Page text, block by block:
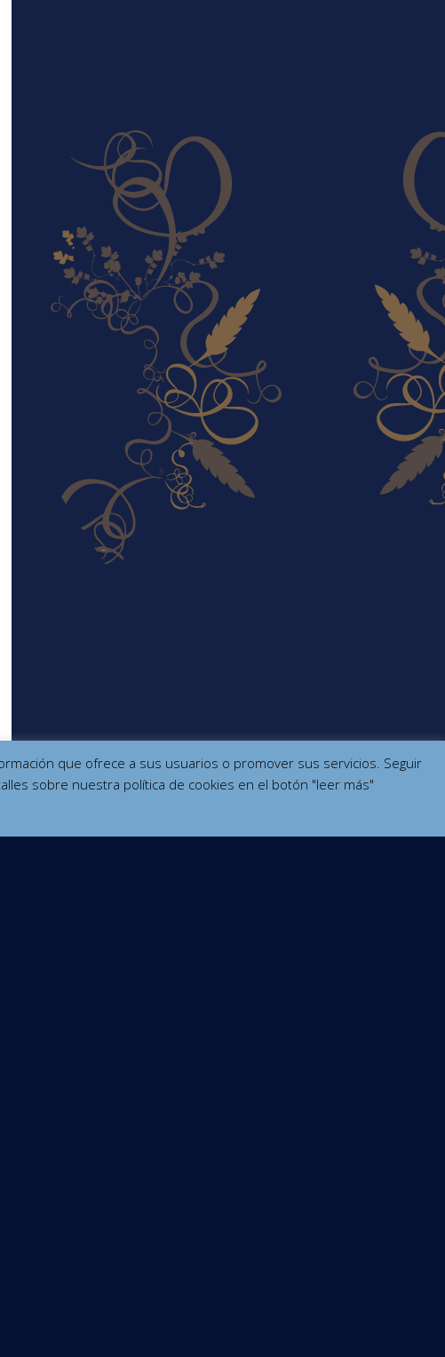
que ofrece a sus usuarios o promover sus servicios. Seguir
sobre nuestra política de cookies en el botón "leer más"